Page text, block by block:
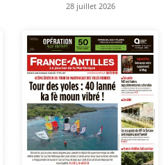
28 juillet 2026